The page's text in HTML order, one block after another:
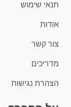
תנאי שימוש
אודות
צור קשר
מדריכים
הצהרת נגישות